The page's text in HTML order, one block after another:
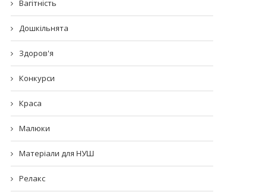
Вагітність
Дошкільнята
Здоров'я
Конкурси
Краса
Малюки
Матеріали для НУШ
Релакс